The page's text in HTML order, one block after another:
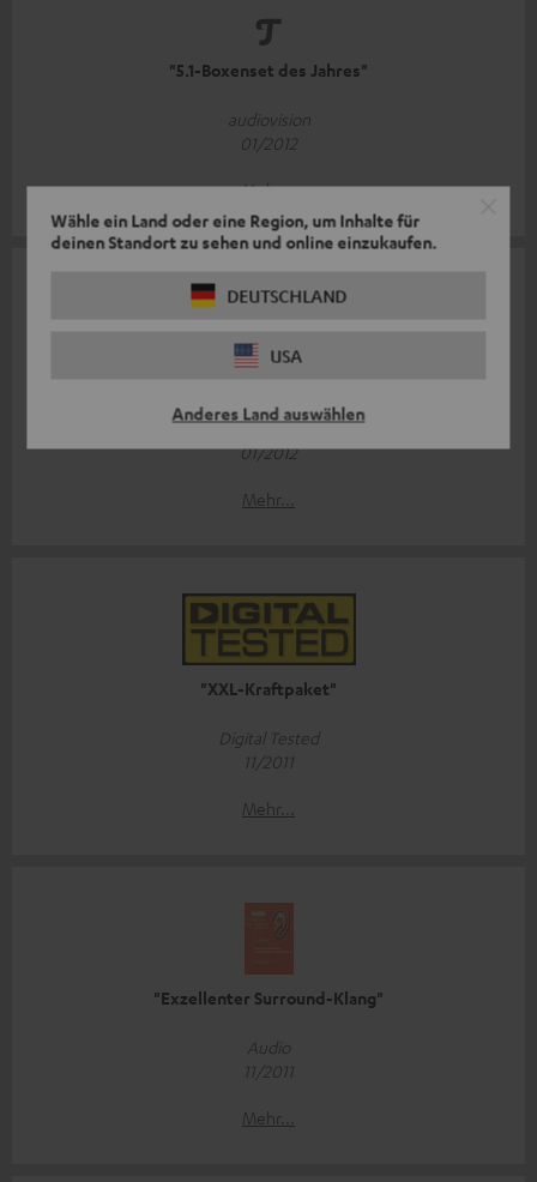
Wähle ein Land oder eine Region, um Inhalte für
deinen Standort zu sehen und online einzukaufen.
DEUTSCHLAND
USA
Anderes Land auswählen
"5.1-Boxenset des Jahres"
audiovision
01/2012
Mehr...
HDTV
01/2012
Mehr...
"XXL-Kraftpaket"
Digital Tested
11/2011
Mehr...
"Exzellenter Surround-Klang"
Audio
11/2011
Mehr...